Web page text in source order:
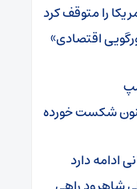
را متوقف کرد
اقتصادی»
شکست خورده